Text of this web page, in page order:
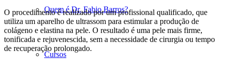
Quem é Dr. Fabio Barros?
Cursos
O procedimento é realizado por um profissional qualificado, que
utiliza um aparelho de ultrassom para estimular a produção de
colágeno e elastina na pele. O resultado é uma pele mais firme,
tonificada e rejuvenescida, sem a necessidade de cirurgia ou tempo
de recuperação prolongado.